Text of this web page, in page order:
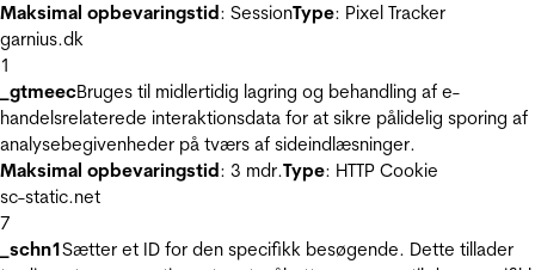
Maksimal opbevaringstid: SessionType: Pixel Tracker
garnius.dk
1
_gtmeecBruges til midlertidig lagring og behandling af e-
handelsrelaterede interaktionsdata for at sikre pålidelig sporing af
analysebegivenheder på tværs af sideindlæsninger.
Maksimal opbevaringstid: 3 mdr.Type: HTTP Cookie
sc-static.net
7
_schn1Sætter et ID for den specifikk besøgende. Dette tillader